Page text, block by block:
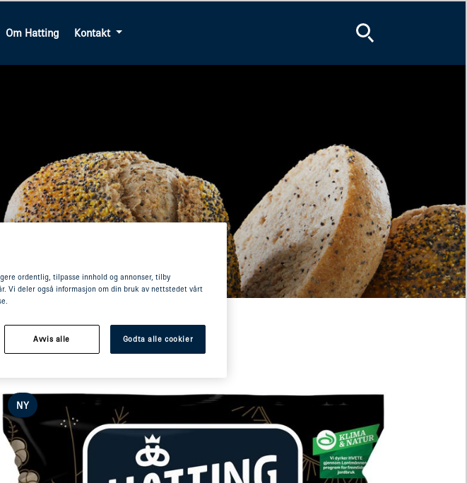
Om Hatting Kontakt
NY
ordentlig, tilpasse innhold og annonser, tilby
Vi deler også informasjon om din bruk av nettstedet vårt
Avvis alle Godta alle cookier